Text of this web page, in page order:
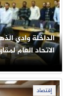
الداخلة وادي
الاتحاد العام
إقتصاد